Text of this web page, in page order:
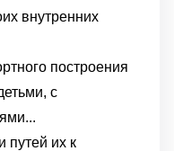
внутренних
построения
с
путей их к